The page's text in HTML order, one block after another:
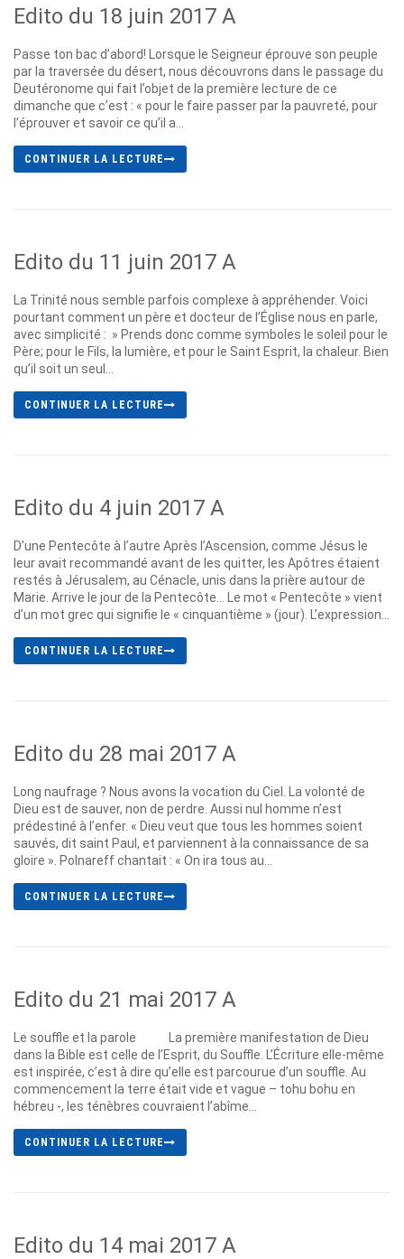
Edito du 18 juin 2017 A
Passe ton bac d’abord! Lorsque le Seigneur éprouve son peuple
par la traversée du désert, nous découvrons dans le passage du
Deutéronome qui fait l’objet de la première lecture de ce
dimanche que c’est : « pour le faire passer par la pauvreté, pour
l’éprouver et savoir ce qu’il a...
CONTINUER LA LECTURE
Edito du 11 juin 2017 A
La Trinité nous semble parfois complexe à appréhender. Voici
pourtant comment un père et docteur de l’Église nous en parle,
avec simplicité : » Prends donc comme symboles le soleil pour le
Père; pour le Fils, la lumière, et pour le Saint Esprit, la chaleur. Bien
qu’il soit un seul...
CONTINUER LA LECTURE
Edito du 4 juin 2017 A
D’une Pentecôte à l’autre Après l’Ascension, comme Jésus le
leur avait recommandé avant de les quitter, les Apôtres étaient
restés à Jérusalem, au Cénacle, unis dans la prière autour de
Marie. Arrive le jour de la Pentecôte… Le mot « Pentecôte » vient
d’un mot grec qui signifie le « cinquantième » (jour). L’expression...
CONTINUER LA LECTURE
Edito du 28 mai 2017 A
Long naufrage ? Nous avons la vocation du Ciel. La volonté de
Dieu est de sauver, non de perdre. Aussi nul homme n’est
prédestiné à l’enfer. « Dieu veut que tous les hommes soient
sauvés, dit saint Paul, et parviennent à la connaissance de sa
gloire ». Polnareff chantait : « On ira tous au...
CONTINUER LA LECTURE
Edito du 21 mai 2017 A
Le souffle et la parole La première manifestation de Dieu
dans la Bible est celle de l’Esprit, du Souffle. L’Écriture elle-même
est inspirée, c’est à dire qu’elle est parcourue d’un souffle. Au
commencement la terre était vide et vague – tohu bohu en
hébreu -, les ténèbres couvraient l’abîme...
CONTINUER LA LECTURE
Edito du 14 mai 2017 A